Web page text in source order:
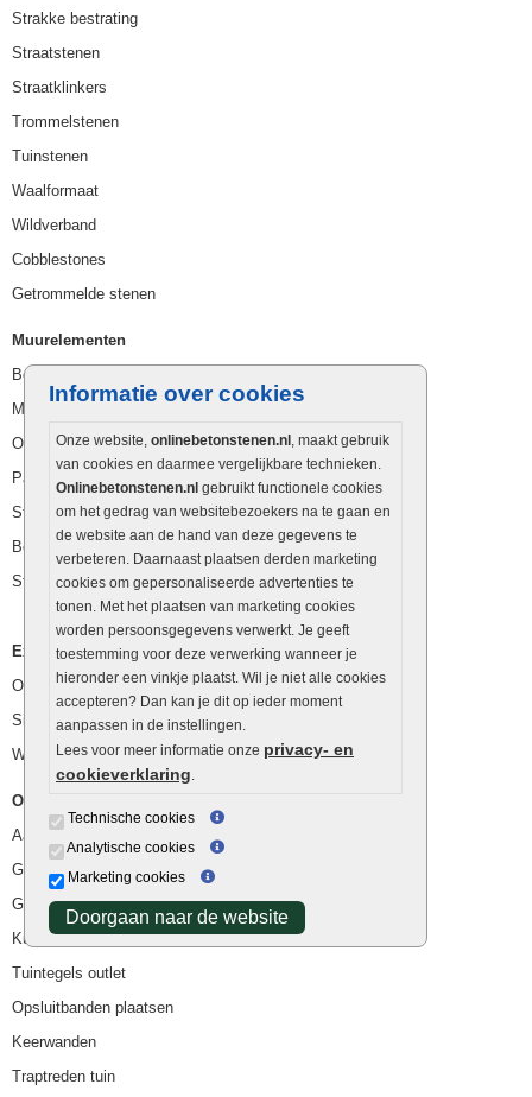
Informatie over cookies
Onze website, onlinebetonstenen.nl , maakt gebruik
van cookies en daarmee vergelijkbare technieken.
Onlinebetonstenen.nl gebruikt functionele cookies
om het gedrag van websitebezoekers na te gaan en
de website aan de hand van deze gegevens te
verbeteren. Daarnaast plaatsen derden marketing
cookies om gepersonaliseerde advertenties te
tonen. Met het plaatsen van marketing cookies
worden persoonsgegevens verwerkt. Je geeft
toestemming voor deze verwerking wanneer je
hieronder een vinkje plaatst. Wil je niet alle cookies
accepteren? Dan kan je dit op ieder moment
aanpassen in de instellingen.
Lees voor meer informatie onze privacy- en
cookieverklaring.
Technische cookies
Analytische cookies
Marketing cookies
Doorgaan naar de website
Strakke bestrating
Straatstenen
Straatklinkers
Trommelstenen
Tuinstenen
Waalformaat
Wildverband
Cobblestones
Getrommelde stenen
Muurelementen
Betonbielzen
Muurstenen
Opsluitbanden
Palissaden
Stapelblokken
Betonblokken
Stapelstenen
Extra benodigdheden
Ophoogzand
Siergrind en siersplit
Waterafvoer
Overig
Aanbiedingen
Goedkope bestrating
Goedkope tuintegels
Kunstgras
Tuintegels outlet
Opsluitbanden plaatsen
Keerwanden
Traptreden tuin